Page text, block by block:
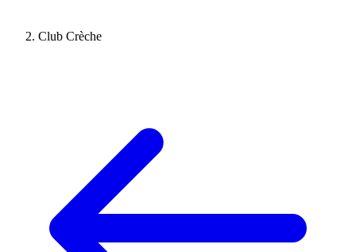
Club Crèche